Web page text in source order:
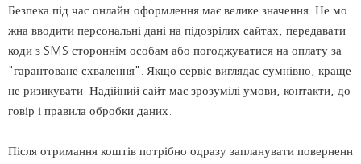
Безпека під час онлайн-оформлення має велике значення. Не мо
жна вводити персональні дані на підозрілих сайтах, передавати
коди з SMS стороннім особам або погоджуватися на оплату за
"гарантоване схвалення". Якщо сервіс виглядає сумнівно, краще
не ризикувати. Надійний сайт має зрозумілі умови, контакти, до
говір і правила обробки даних.
Після отримання коштів потрібно одразу запланувати поверненн